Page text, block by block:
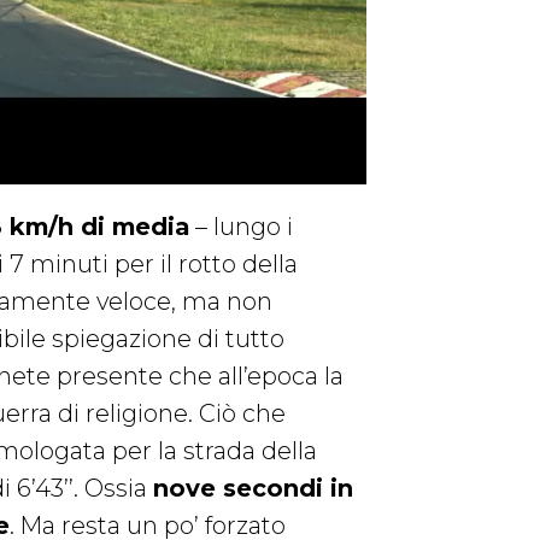
km/h di media – lungo i
7 minuti per il rotto della
veloce, ma non
spiegazione di tutto
presente che all’epoca la
di religione. Ciò che
per la strada della
Ossia nove secondi in
. Ma resta un po’ forzato